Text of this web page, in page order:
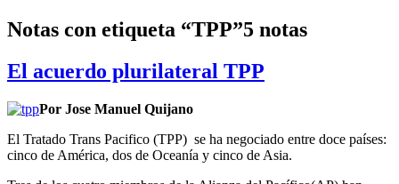
Notas con etiqueta “TPP”5 notas
El acuerdo plurilateral TPP
Por Jose Manuel Quijano
El Tratado Trans Pacifico (TPP) se ha negociado entre doce países:
cinco de América, dos de Oceanía y cinco de Asia.